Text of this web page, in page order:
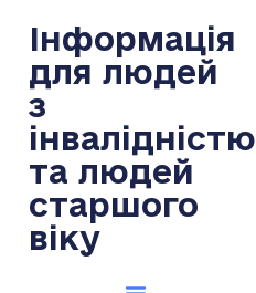
Інформація
для людей
з
інвалідністю
та людей
старшого
віку